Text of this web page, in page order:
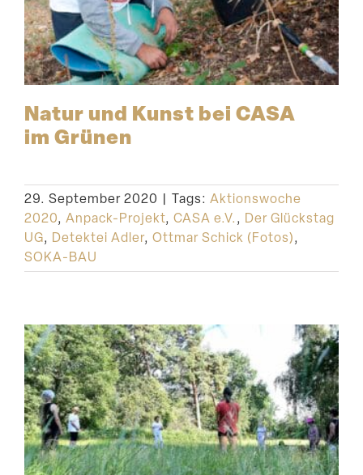
Natur und Kunst bei CASA
im Grünen
29. September 2020 | Tags: Aktionswoche
2020, Anpack-Projekt, CASA e.V., Der Glückstag
UG, Detektei Adler, Ottmar Schick (Fotos),
SOKA-BAU